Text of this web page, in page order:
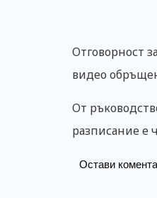
Отговорност
видео
От
разписание е
Остави